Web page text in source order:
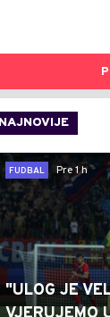
NAJNOVIJE
FUDBAL
Pre 1 h
"ULOG JE